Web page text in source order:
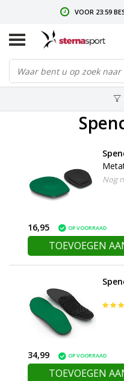
VOOR 23:59
GRATIS
Nog
16,95 OP VOORRAAD
TOEVOEGEN
34,99 OP VOORRAAD
TOEVOEGEN